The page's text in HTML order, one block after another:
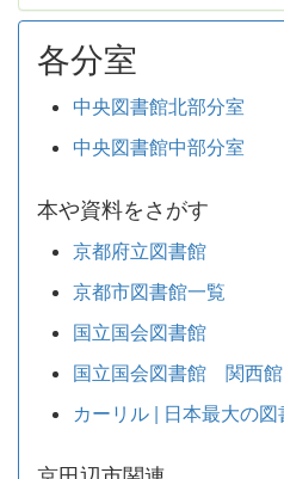
各分室
中央図書館北部分室
中央図書館中部分室
本や資料をさがす
京都府立図書館
京都市図書館一覧
国立国会図書館
国立国会図書館 関西館
カーリル | 日本最大の